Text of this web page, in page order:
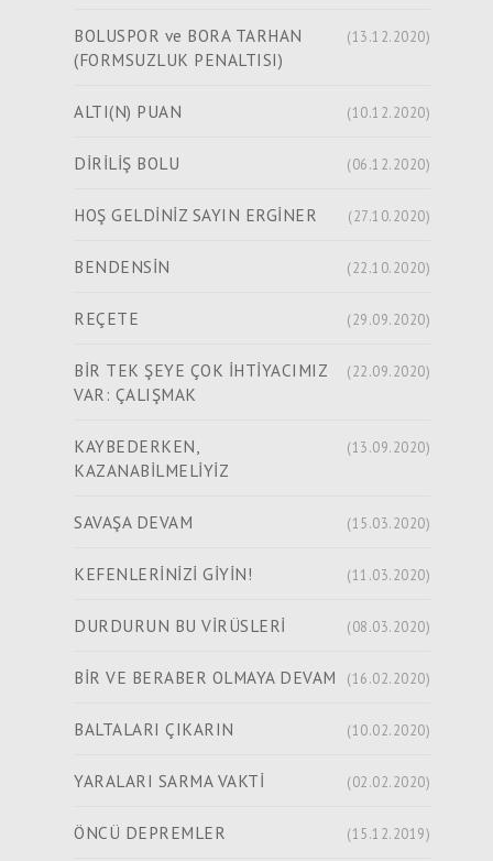
BOLUSPOR ve BORA TARHAN
(FORMSUZLUK PENALTISI)
(13.12.2020)
ALTI(N) PUAN (10.12.2020)
DİRİLİŞ BOLU (06.12.2020)
HOŞ GELDİNİZ SAYIN ERGİNER (27.10.2020)
BENDENSİN (22.10.2020)
REÇETE (29.09.2020)
BİR TEK ŞEYE ÇOK İHTİYACIMIZ
VAR: ÇALIŞMAK
(22.09.2020)
KAYBEDERKEN,
KAZANABİLMELİYİZ
(13.09.2020)
SAVAŞA DEVAM (15.03.2020)
KEFENLERİNİZİ GİYİN! (11.03.2020)
DURDURUN BU VİRÜSLERİ (08.03.2020)
BİR VE BERABER OLMAYA DEVAM (16.02.2020)
BALTALARI ÇIKARIN (10.02.2020)
YARALARI SARMA VAKTİ (02.02.2020)
ÖNCÜ DEPREMLER (15.12.2019)